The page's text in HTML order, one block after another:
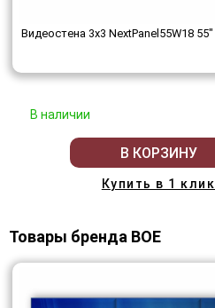
Видеостена 3x3 NextPanel55W18 55"
В наличии
В КОРЗИНУ
Купить в 1 клик
Товары бренда BOE